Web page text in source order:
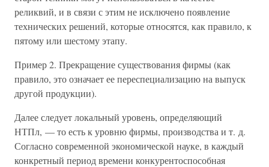
реликвий, и в связи с этим не исключено появление
технических решений, которые относятся, как правило, к
пятому или шестому этапу.
Пример 2. Прекращение существования фирмы (как
правило, это означает ее переспециализацию на выпуск
другой продукции).
Далее следует локальный уровень, определяющий
НТПл, — то есть к уровню фирмы, производства и т. д.
Согласно современной экономической науке, в каждый
конкретный период времени конкурентоспособная